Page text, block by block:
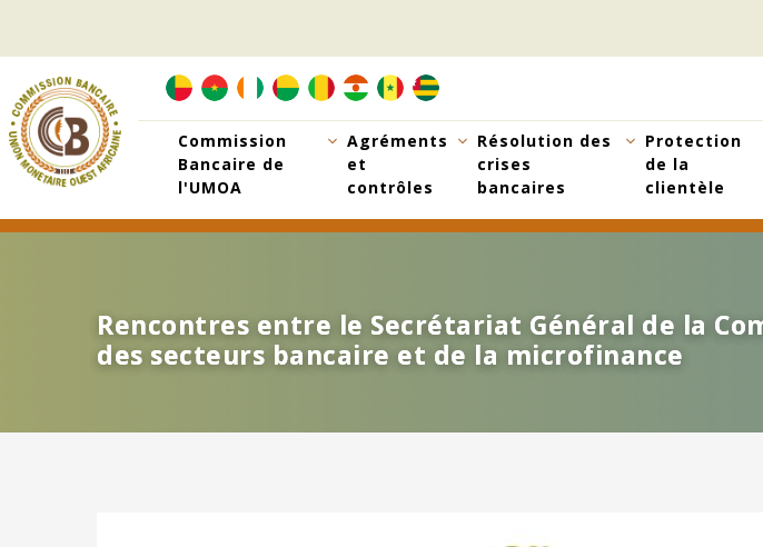
principal
Commission
Bancaire de
l'UMOA
Agréments
et
contrôles
Résolution des
crises
bancaires
Protection
de la
clientèle
Rencontres entre le Secrétariat Général de la
des secteurs bancaire et de la microfinance
Rencontres entre le Secrétariat Général de la
des secteurs bancaire et de la microfinance